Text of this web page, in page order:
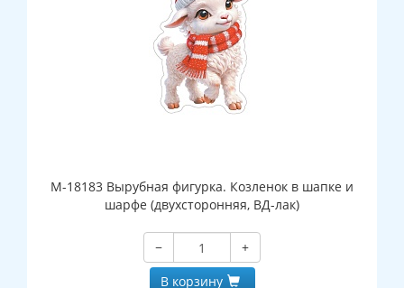
М-18183 Вырубная фигурка. Козленок в шапке и
шарфе (двухсторонняя, ВД-лак)
−
+
В корзину